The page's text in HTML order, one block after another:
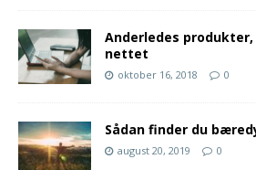
Anderledes
nettet
oktober 16, 2018 0
Sådan finder du
august 20, 2019 0